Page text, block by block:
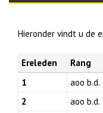
Hieronder vindt u de
Ereleden Rang
1
aoo b.d.
2
aoo b.d.